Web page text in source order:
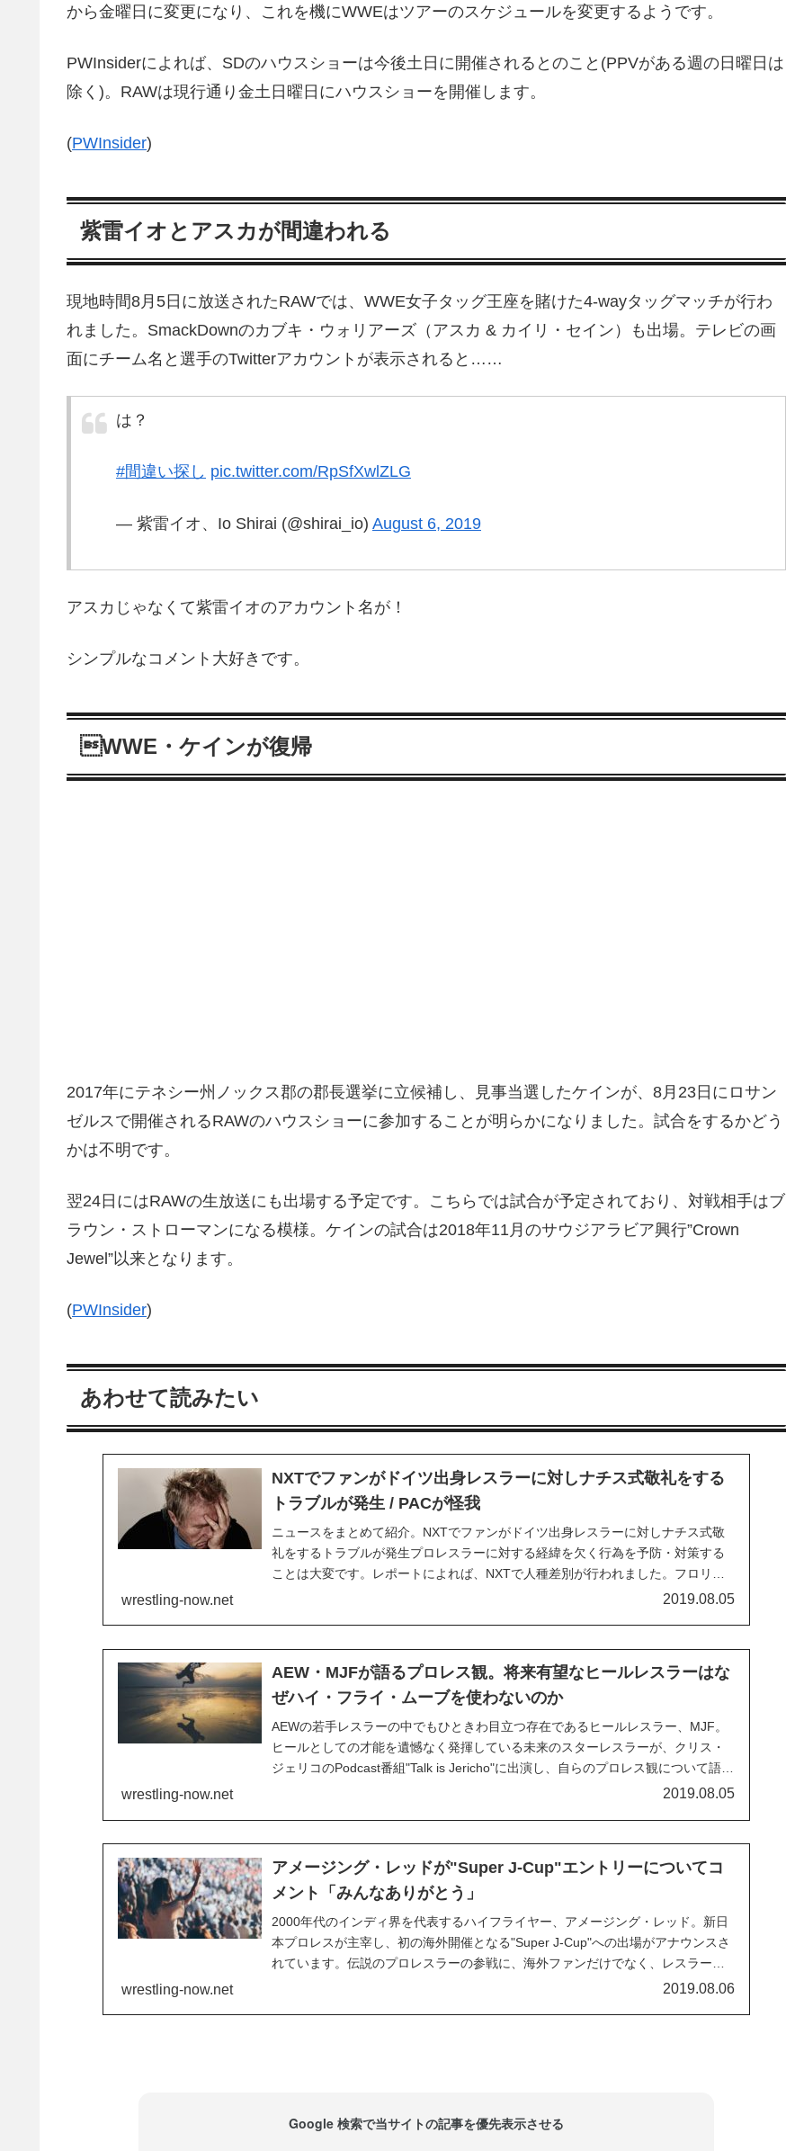
から金曜日に変更になり、これを機にWWEはツアーのスケジュールを変更するようです。
PWInsiderによれば、SDのハウスショーは今後土日に開催されるとのこと(PPVがある週の日曜日は
除く)。RAWは現行通り金土日曜日にハウスショーを開催します。
(PWInsider)
紫雷イオとアスカが間違われる
現地時間8月5日に放送されたRAWでは、WWE女子タッグ王座を賭けた4-wayタッグマッチが行わ
れました。SmackDownのカブキ・ウォリアーズ（アスカ & カイリ・セイン）も出場。テレビの画
面にチーム名と選手のTwitterアカウントが表示されると……
は？
#間違い探し pic.twitter.com/RpSfXwlZLG
— 紫雷イオ、Io Shirai (@shirai_io) August 6, 2019
アスカじゃなくて紫雷イオのアカウント名が！
シンプルなコメント大好きです。
WWE・ケインが復帰
2017年にテネシー州ノックス郡の郡長選挙に立候補し、見事当選したケインが、8月23日にロサン
ゼルスで開催されるRAWのハウスショーに参加することが明らかになりました。試合をするかどう
かは不明です。
翌24日にはRAWの生放送にも出場する予定です。こちらでは試合が予定されており、対戦相手はブ
ラウン・ストローマンになる模様。ケインの試合は2018年11月のサウジアラビア興行”Crown
Jewel”以来となります。
(PWInsider)
あわせて読みたい
NXTでファンがドイツ出身レスラーに対しナチス式敬礼をする
トラブルが発生 / PACが怪我
ニュースをまとめて紹介。NXTでファンがドイツ出身レスラーに対しナチス式敬
礼をするトラブルが発生プロレスラーに対する経緯を欠く行為を予防・対策する
ことは大変です。レポートによれば、NXTで人種差別が行われました。フロリダ
州ラルゴで開催されたハウスショーで、最前列に座っていたファンがドイツ出身
wrestling-now.net 2019.08.05
AEW・MJFが語るプロレス観。将来有望なヒールレスラーはな
ぜハイ・フライ・ムーブを使わないのか
AEWの若手レスラーの中でもひときわ目立つ存在であるヒールレスラー、MJF。
ヒールとしての才能を遺憾なく発揮している未来のスターレスラーが、クリス・
ジェリコのPodcast番組"Talk is Jericho"に出演し、自らのプロレス観について語り
ました。現代プロレスはアスレチックなムーブがもてはやされる傾向にありま
wrestling-now.net 2019.08.05
アメージング・レッドが"Super J-Cup"エントリーについてコ
メント「みんなありがとう」
2000年代のインディ界を代表するハイフライヤー、アメージング・レッド。新日
本プロレスが主宰し、初の海外開催となる"Super J-Cup"への出場がアナウンスさ
れています。伝説のプロレスラーの参戦に、海外ファンだけでなく、レスラーた
ちも大いに湧きました。2019年4月に首の怪我を理由に引退を表明したアメージ
wrestling-now.net 2019.08.06
Google 検索で当サイトの記事を優先表示させる